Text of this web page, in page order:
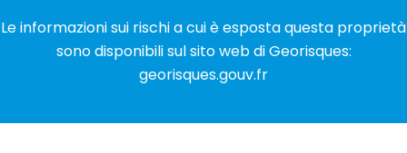
Le informazioni sui rischi a cui è esposta questa proprietà
sono disponibili sul sito web di Georisques:
georisques.gouv.fr